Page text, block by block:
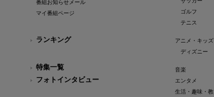
番組お知らせメール
マイ番組ページ
ランキング
特集一覧
フォトインタビュー
ゴルフ
テニス
アニメ・キッズ
ディズニー
音楽
エンタメ
生活・趣味・教